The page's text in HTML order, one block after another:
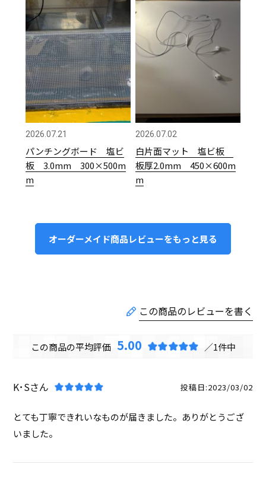
2026.07.21
パンチングボード 塩ビ
板 3.0mm 300×500m
m
2026.07.02
白片面マット 塩ビ板
板厚2.0mm 450×600m
m
オーダーメイド商品レビューをもっと見る
5.00 1
K･S 投稿日 2023/03/02
とても丁寧できれいなものが届きました。ありがとうござ
いました。